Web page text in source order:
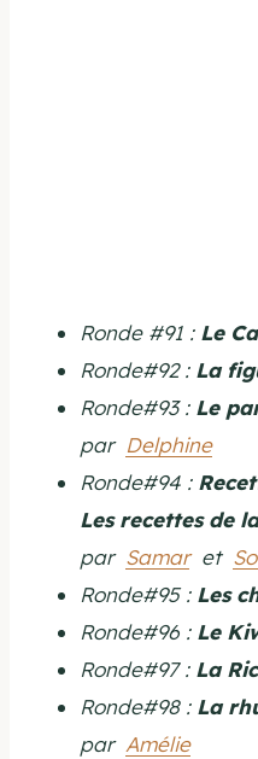
Ronde #91 : Le
Ronde#92 : La
Ronde#93 : Le
par Delphine
Ronde#94 :
Les recettes de
par Samaret
Ronde#95 : Les
Ronde#96 : Le
Ronde#97 : La
Ronde#98 : La
par Amélie